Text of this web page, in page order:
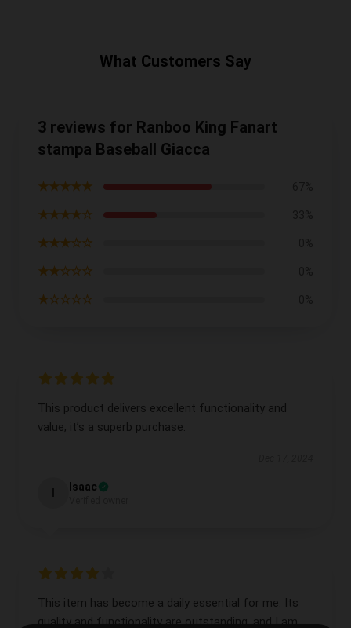
What Customers Say
3 reviews for Ranboo King Fanart
stampa Baseball Giacca
★★★★★
★★★★☆
★★★☆☆
★★☆☆☆
★☆☆☆☆
This product delivers excellent functionality and
value; it’s a superb purchase.
Isaac
This item has become a daily essential for me. Its
quality and functionality are outstanding, and I am